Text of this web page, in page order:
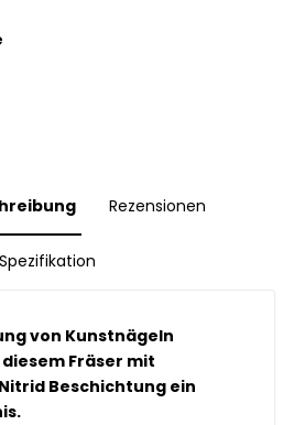
Rezensionen
Spezifikation
von Kunstnägeln
Fräser mit
Beschichtung ein